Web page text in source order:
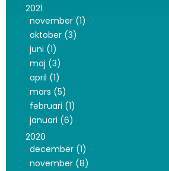
2021
november (1)
oktober (3)
juni (1)
maj (3)
april (1)
mars (5)
februari (1)
januari (6)
2020
december (1)
november (8)